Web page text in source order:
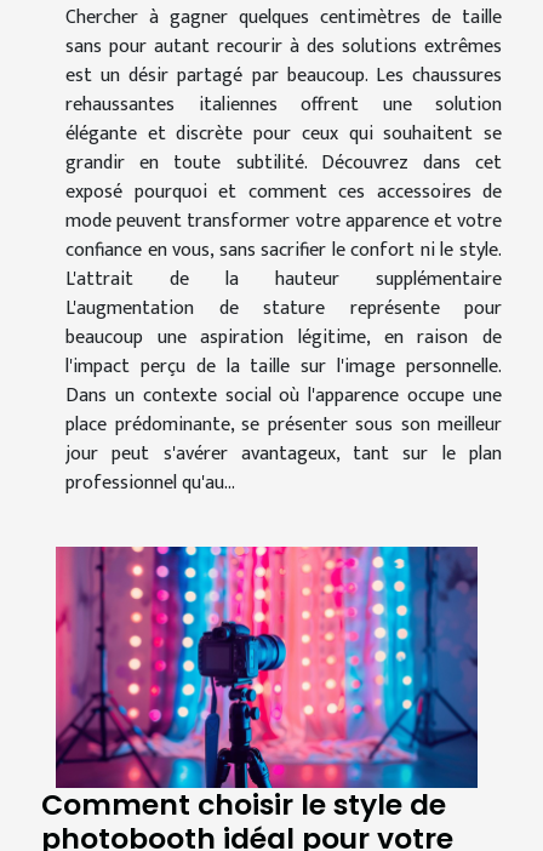
Chercher à gagner quelques centimètres de taille
sans pour autant recourir à des solutions extrêmes
est un désir partagé par beaucoup. Les chaussures
rehaussantes italiennes offrent une solution
élégante et discrète pour ceux qui souhaitent se
grandir en toute subtilité. Découvrez dans cet
exposé pourquoi et comment ces accessoires de
mode peuvent transformer votre apparence et votre
confiance en vous, sans sacrifier le confort ni le style.
L'attrait de la hauteur supplémentaire
L'augmentation de stature représente pour
beaucoup une aspiration légitime, en raison de
l'impact perçu de la taille sur l'image personnelle.
Dans un contexte social où l'apparence occupe une
place prédominante, se présenter sous son meilleur
jour peut s'avérer avantageux, tant sur le plan
professionnel qu'au...
Comment choisir le style de
photobooth idéal pour votre